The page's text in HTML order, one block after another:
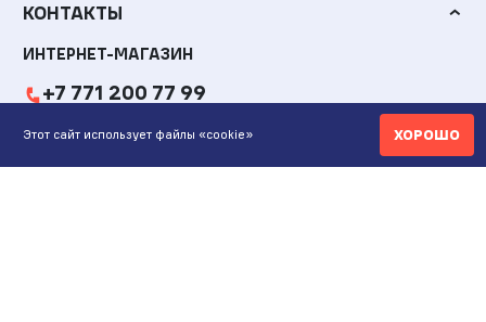
КОНТАКТЫ
ИНТЕРНЕТ-МАГАЗИН
+7 771 200 77 99
ПН-ВС 9.00-20:00
Этот сайт использует файлы «cookie» ХОРОШО